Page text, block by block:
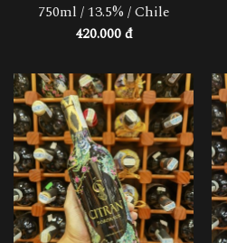
750ml / 13.5% / Chile
420.000 đ